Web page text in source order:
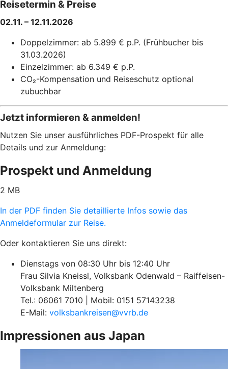
Reisetermin & Preise
02.11. – 12.11.2026
Doppelzimmer: ab 5.899 € p.P. (Frühbucher bis
31.03.2026)
Einzelzimmer: ab 6.349 € p.P.
CO₂-Kompensation und Reiseschutz optional
zubuchbar
Jetzt informieren & anmelden!
Nutzen Sie unser ausführliches PDF-Prospekt für alle
Details und zur Anmeldung:
Prospekt und Anmeldung
2 MB
In der PDF finden Sie detaillierte Infos sowie das
Anmeldeformular zur Reise.
Oder kontaktieren Sie uns direkt:
Dienstags von 08:30 Uhr bis 12:40 Uhr
Frau Silvia Kneissl, Volksbank Odenwald – Raiffeisen-
Volksbank Miltenberg
Tel.: 06061 7010 | Mobil: 0151 57143238
E-Mail: volksbankreisen@vvrb.de
Impressionen aus Japan